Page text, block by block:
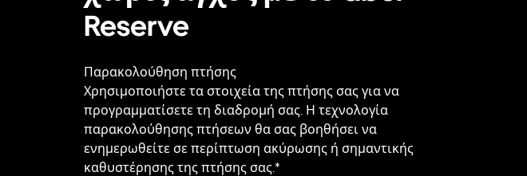
Reserve
Παρακολούθηση πτήσης
Χρησιμοποιήστε τα στοιχεία της πτήσης σας για να
προγραμματίσετε τη διαδρομή σας. Η τεχνολογία
παρακολούθησης πτήσεων θα σας βοηθήσει να
ενημερωθείτε σε περίπτωση ακύρωσης ή σημαντικής
καθυστέρησης της πτήσης σας.*